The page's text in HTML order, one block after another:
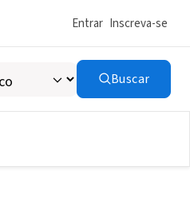
Entrar Inscreva-se
Buscar